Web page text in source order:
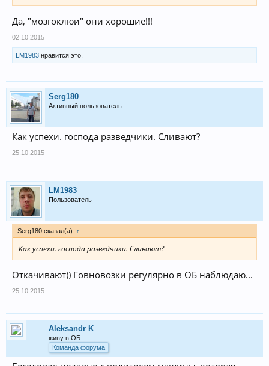
Да, "мозгоклюи" они хорошие!!!
02.10.2015
LM1983 нравится это.
Serg180
Активный пользователь
Как успехи. господа разведчики. Сливают?
25.10.2015
LM1983
Пользователь
Serg180 сказал(а): ↑
Как успехи. господа разведчики. Сливают?
Откачивают)) Говновозки регулярно в ОБ наблюдаю...
25.10.2015
Aleksandr K
живу в ОБ
Команда форума